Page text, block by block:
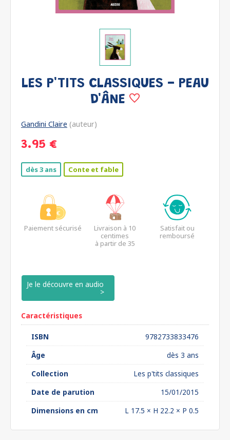
LES P'TITS CLASSIQUES - PEAU
D'ÂNE
Gandini Claire (auteur)
3.95 €
dès 3 ans Conte et fable
Paiement sécurisé
Livraison à 10
centimes
à partir de 35
Satisfait ou
remboursé
Je le découvre en audio
Caractéristiques
ISBN
9782733833476
Âge
dès 3 ans
Collection
Les p'tits classiques
Date de parution
15/01/2015
Dimensions en cm
L 17.5 × H 22.2 × P 0.5